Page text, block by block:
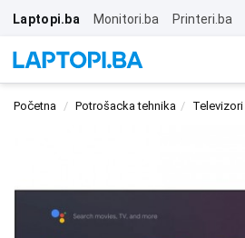
Laptopi.ba Monitori.ba Printeri.ba
Početna Potrošacka tehnika Televizori